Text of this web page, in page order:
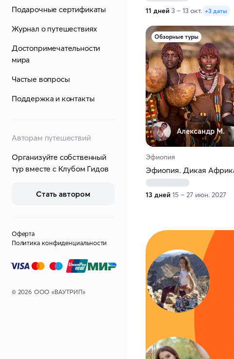
Подарочные сертификаты
Журнал о путешествиях
Достопримечательности
мира
Частые вопросы
Поддержка и контакты
Авторам путешествий
Организуйте собственный
тур вместе с Клубом Гидов
Стать автором
Оферта
Политика конфиденциальности
© 2026 ООО «ВАУТРИП»
11 дней 3 – 13 окт. +3 даты
Обзорные туры
Александр М.
Эфиопия
Эфиопия. Дикая
13 дней 15 – 27 июн. 2027